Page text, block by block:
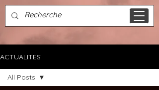
ACTUALITES
All Posts